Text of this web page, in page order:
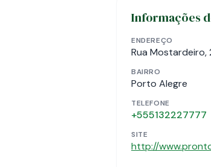
Informações
ENDEREÇO
Rua Mostardeiro,
BAIRRO
Porto Alegre
TELEFONE
+555132227777
SITE
http://